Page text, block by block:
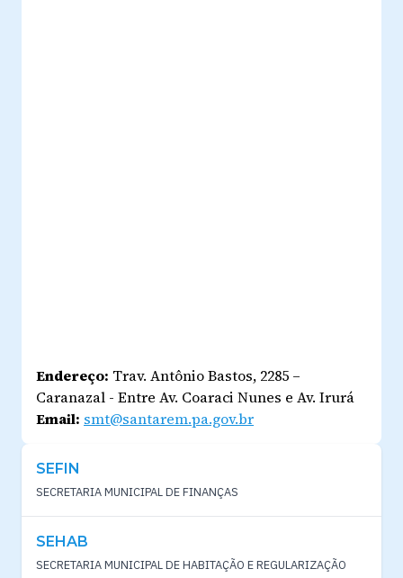
Endereço: Trav. Antônio Bastos, 2285 –
Caranazal - Entre Av. Coaraci Nunes e Av. Irurá
Email: smt@santarem.pa.gov.br
SEFIN
SECRETARIA MUNICIPAL DE FINANÇAS
SEHAB
SECRETARIA MUNICIPAL DE HABITAÇÃO E REGULARIZAÇÃO